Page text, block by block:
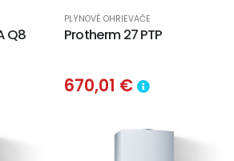
Q8
PLYNOVÉ OHRIEVAČE
Protherm 27 PTP
670,01 €